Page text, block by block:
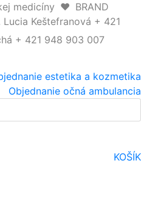
medicíny ❤️ BRAND
Lucia Keštefranová + 421
+ 421 948 903 007
estetika a kozmetika
Objednanie očná ambulancia
KOŠÍK